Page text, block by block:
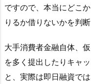
ですので、本当にどこ
りるか借りないかを判
大手消費者金融自体、
を多く提出したりキャ
と、実際は即日融資で